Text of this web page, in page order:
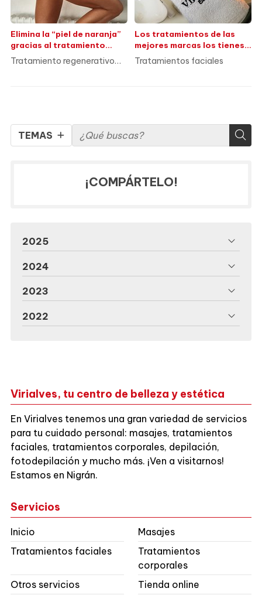
TEMAS
Elimina la “piel de naranja”
gracias al tratamiento
regenerativo Indiba
Tratamiento regenerativo
Los tratamientos de las
mejores marcas los tienes
en Virialves
Tratamientos faciales
¡COMPÁRTELO!
2025
2024
2023
2022
Virialves, tu centro de belleza y estética
En Virialves tenemos una gran variedad de servicios
para tu cuidado personal: masajes, tratamientos
faciales, tratamientos corporales, depilación,
fotodepilación y mucho más. ¡Ven a visitarnos!
Estamos en Nigrán.
Servicios
Inicio
Masajes
Tratamientos faciales
Tratamientos
corporales
Otros servicios
Tienda online